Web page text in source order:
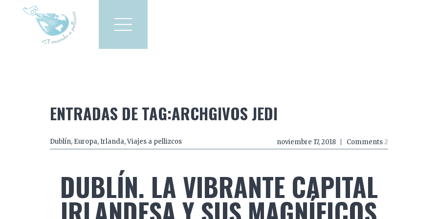
Viajes a pellizcos
ENTRADAS DE TAG:ARCHGIVOS JEDI
Dublín, Europa,Irlanda,Viajes a pellizcos noviembre 17, 2018 Comments2
DUBLÍN. LA VIBRANTE CAPITAL